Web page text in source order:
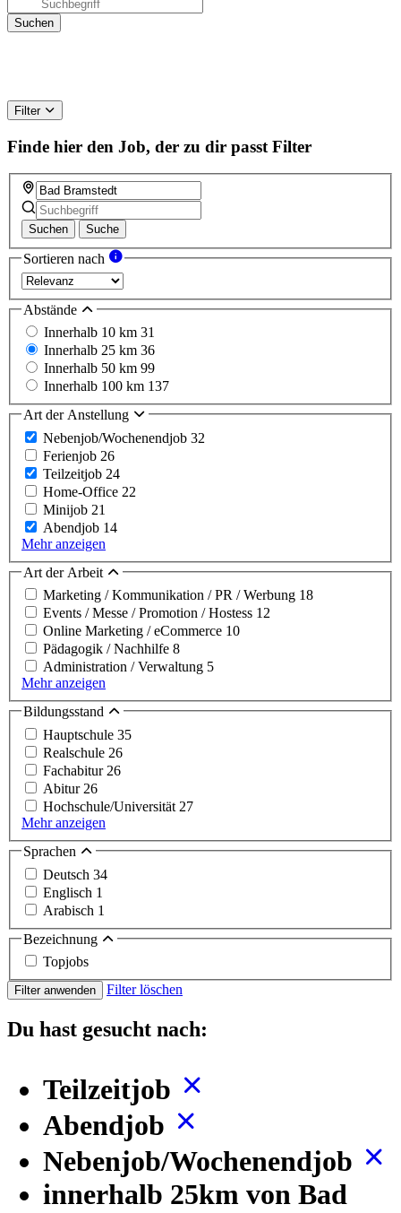
Filter
Finde hier den Job, der zu dir passt Filter
Suchen Suche
Sortieren nach
Abstände
Innerhalb 10 km 31
Innerhalb 25 km 36
Innerhalb 50 km 99
Innerhalb 100 km 137
Art der Anstellung
Nebenjob/Wochenendjob 32
Ferienjob 26
Teilzeitjob 24
Home-Office 22
Minijob 21
Abendjob 14
Mehr anzeigen
Art der Arbeit
Marketing / Kommunikation / PR / Werbung 18
Events / Messe / Promotion / Hostess 12
Online Marketing / eCommerce 10
Pädagogik / Nachhilfe 8
Administration / Verwaltung 5
Mehr anzeigen
Bildungsstand
Hauptschule 35
Realschule 26
Fachabitur 26
Abitur 26
Hochschule/Universität 27
Mehr anzeigen
Sprachen
Deutsch 34
Englisch 1
Arabisch 1
Bezeichnung
Topjobs
Filter anwenden Filter löschen
Du hast gesucht nach:
Teilzeitjob
Abendjob
Nebenjob/Wochenendjob
innerhalb 25km von Bad